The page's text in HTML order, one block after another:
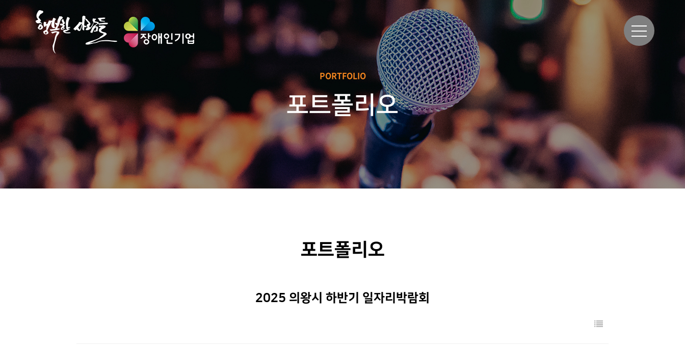
PORTFOLIO
포트폴리오
포트폴리오
2025 의왕시 하반기 일자리박람회